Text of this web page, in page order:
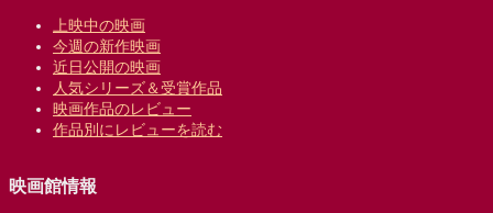
上映中の映画
今週の新作映画
近日公開の映画
人気シリーズ＆受賞作品
映画作品のレビュー
作品別にレビューを読む
映画館情報